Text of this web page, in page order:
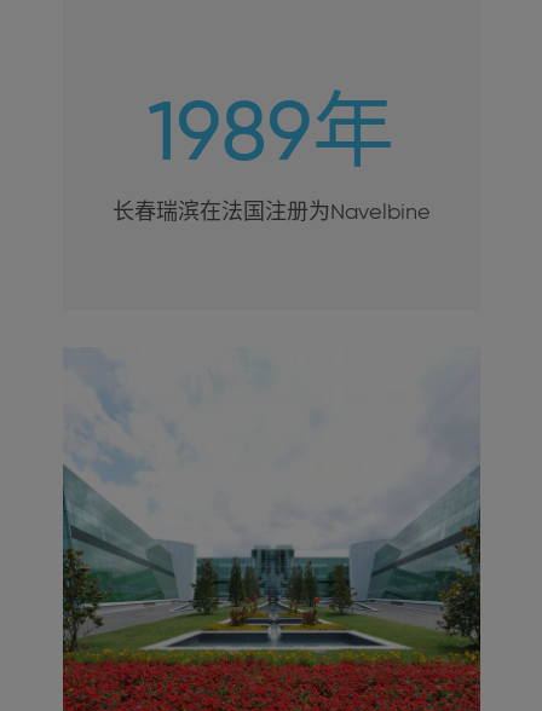
1989年
长春瑞滨在法国注册为Navelbine